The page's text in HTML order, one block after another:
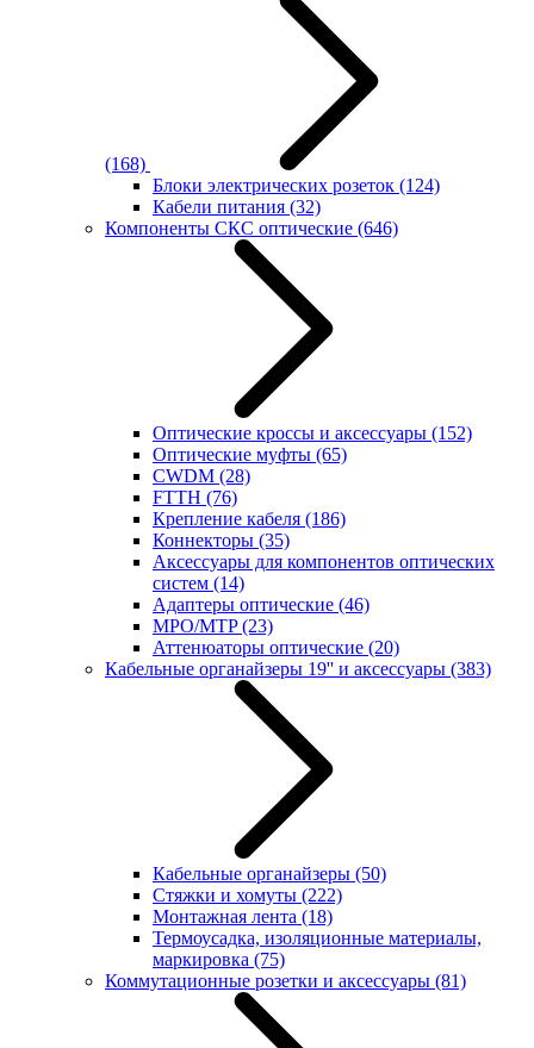
(168)
Блоки электрических розеток (124)
Кабели питания (32)
Компоненты СКС оптические (646)
Оптические кроссы и аксессуары (152)
Оптические муфты (65)
CWDM (28)
FTTH (76)
Крепление кабеля (186)
Коннекторы (35)
Аксессуары для компонентов оптических
систем (14)
Адаптеры оптические (46)
MPO/MTP(23)
Аттенюаторы оптические (20)
Кабельные органайзеры 19'' и аксессуары (383)
Кабельные органайзеры (50)
Стяжки и хомуты (222)
Монтажная лента (18)
Термоусадка, изоляционные материалы,
маркировка (75)
Коммутационные розетки и аксессуары (81)